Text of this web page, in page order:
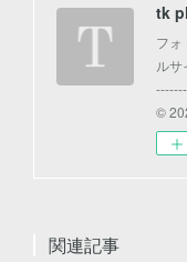
tk
フォ
ル
©
関連記事